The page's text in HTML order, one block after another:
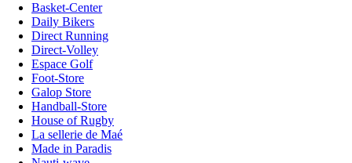
Basket-Center
Daily Bikers
Direct Running
Direct-Volley
Espace Golf
Foot-Store
Galop Store
Handball-Store
House of Rugby
La sellerie de Maé
Made in Paradis